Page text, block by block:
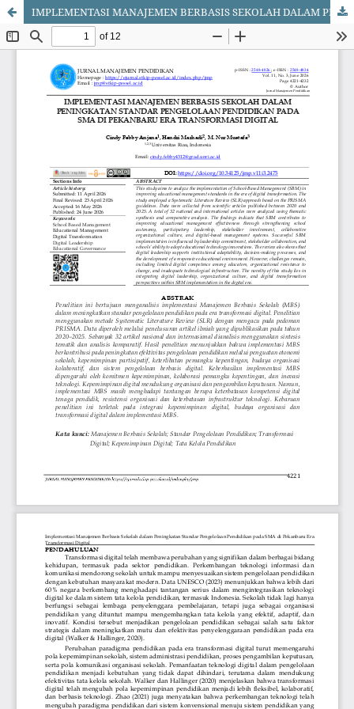
IMPLEMENTASI MANAJEMEN BERBASIS SEKOLAH DALAM PENINGKATAN STANDAR PENGELOLAAN PENDIDIKAN PADA SMA DI PEKANBARU ERA TRANSFORMASI DIGITAL